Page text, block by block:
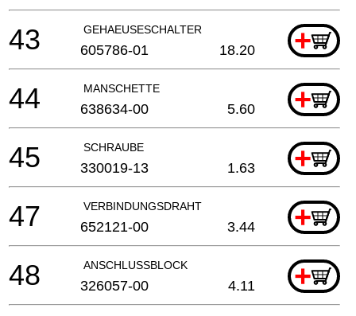
GEHAEUSESCHALTER +
43 605786-01 18.20
MANSCHETTE +
44 638634-00 5.60
SCHRAUBE +
45 330019-13 1.63
VERBINDUNGSDRAHT +
47 652121-00 3.44
ANSCHLUSSBLOCK +
48 326057-00 4.11